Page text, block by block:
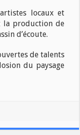
locaux et
la production de
d’écoute.
de talents
du paysage